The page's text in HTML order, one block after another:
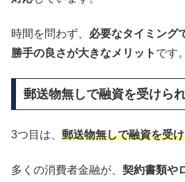
時間を問わず、 必要なタイミング
勝手の良さが大きなメリット です。
郵送物無しで融資を受けら
3つ目は、 郵送物無しで融資を受
多くの消費者金融が、 契約書類や